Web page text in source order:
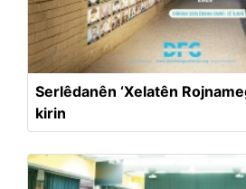
Serlêdanên ‘Xelatên
kirin